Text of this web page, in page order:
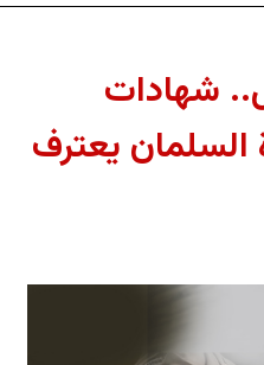
شهادات
السلمان يعترف